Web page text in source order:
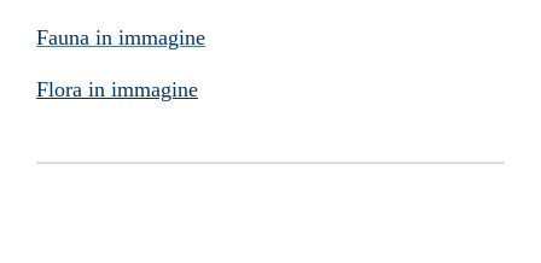
Fauna in immagine
Flora in immagine